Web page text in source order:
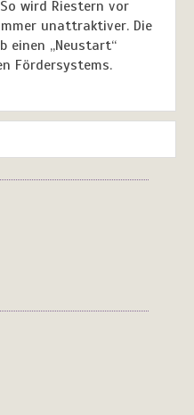
wird Riestern vor
unattraktiver. Die
einen „Neustart“
Fördersystems.